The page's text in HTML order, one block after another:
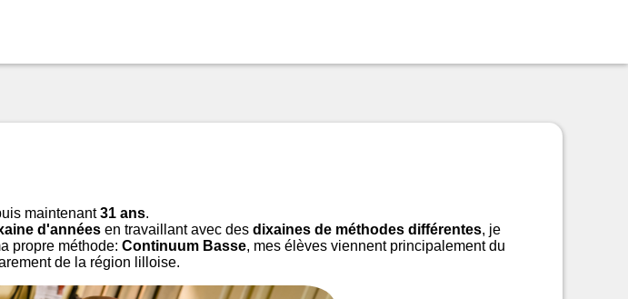
maintenant31 ans.
d'années en travaillant avec des dixaines de méthodes différentes, je
propre méthode: Continuum Basse, mes élèves viennent principalement du
de la région lilloise.